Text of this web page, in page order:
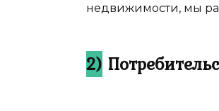
недвижимости, мы
2)